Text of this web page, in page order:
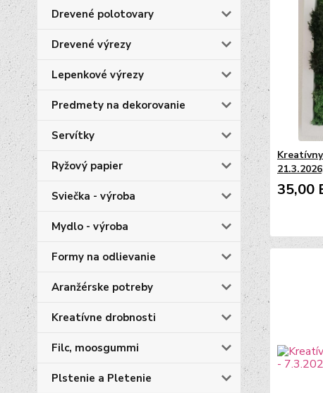
Drevené polotovary
Drevené výrezy
Lepenkové výrezy
Predmety na dekorovanie
Servítky
Ryžový papier
Sviečka - výroba
Mydlo - výroba
Formy na odlievanie
Aranžérske potreby
Kreatívne drobnosti
Filc, moosgummi
Plstenie a Pletenie
35,00